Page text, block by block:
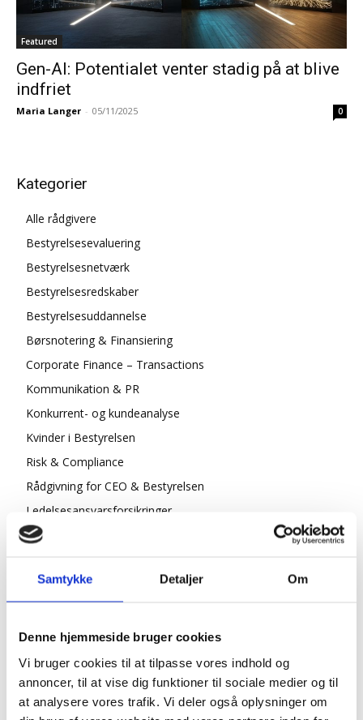
Samtykke Detaljer Om
Denne hjemmeside bruger cookies
Vi bruger cookies til at tilpasse vores indhold og
annoncer, til at vise dig funktioner til sociale medier og til
at analysere vores trafik. Vi deler også oplysninger om
Featured
Gen-AI: Potentialet venter stadig på at blive
indfriet
Maria Langer - 05/11/2025 0
Kategorier
Alle rådgivere
Bestyrelsesevaluering
Bestyrelsesnetværk
Bestyrelsesredskaber
Bestyrelsesuddannelse
Børsnotering & Finansiering
Corporate Finance – Transactions
Kommunikation & PR
Konkurrent- og kundeanalyse
Kvinder i Bestyrelsen
Risk & Compliance
Rådgivning for CEO & Bestyrelsen
Ledelsesansvarsforsikringer
ESG/ CSR
Økonomisk Rådgivning
Log ind
Køb adgang